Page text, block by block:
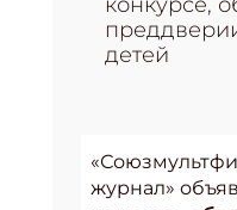
детей
журнал»